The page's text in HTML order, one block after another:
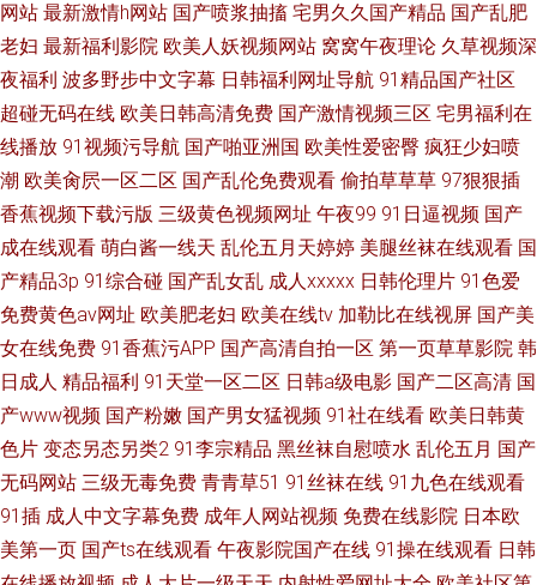
网站 最新激情h网站 国产喷浆抽搐 宅男久久国产精品 国产乱肥
老妇 最新福利影院 欧美人妖视频网站 窝窝午夜理论 久草视频深
夜福利 波多野步中文字幕 日韩福利网址导航 91精品国产社区
超碰无码在线 欧美日韩高清免费 国产激情视频三区 宅男福利在
线播放 91视频污导航 国产啪亚洲国 欧美性爱密臀 疯狂少妇喷
潮 欧美肏屄一区二区 国产乱伦免费观看 偷拍草草草 97狠狠插
香蕉视频下载污版 三级黄色视频网址 午夜99 91日逼视频 国产
成在线观看 萌白酱一线天 乱伦五月天婷婷 美腿丝袜在线观看 国
产精品3p 91综合碰 国产乱女乱 成人xxxxx 日韩伦理片 91色爱
免费黄色av网址 欧美肥老妇 欧美在线tv 加勒比在线视屏 国产美
女在线免费 91香蕉污APP 国产高清自拍一区 第一页草草影院 韩
日成人 精品福利 91天堂一区二区 日韩a级电影 国产二区高清 国
产www视频 国产粉嫩 国产男女猛视频 91社在线看 欧美日韩黄
色片 变态另态另类2 91李宗精品 黑丝袜自慰喷水 乱伦五月 国产
无码网站 三级无毒免费 青青草51 91丝袜在线 91九色在线观看
91插 成人中文字幕免费 成年人网站视频 免费在线影院 日本欧
美第一页 国产ts在线观看 午夜影院国产在线 91操在线观看 日韩